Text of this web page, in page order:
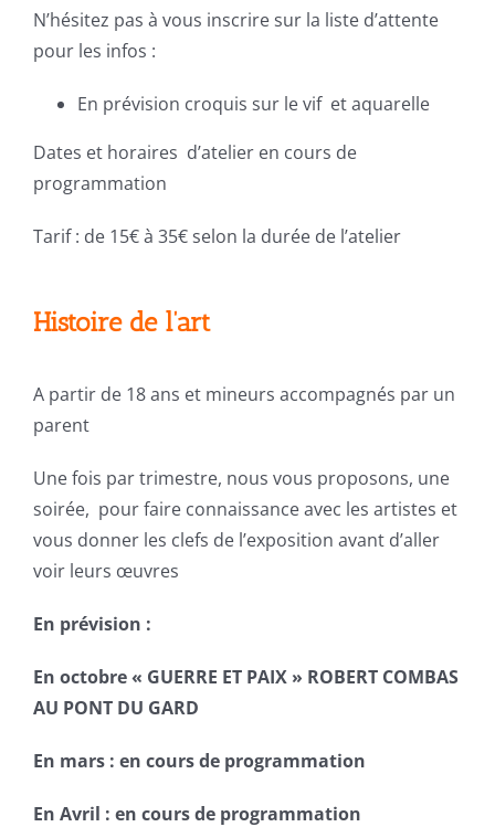
N’hésitez pas à vous inscrire sur la liste d’attente
pour les infos :
En prévision croquis sur le vif et aquarelle
Dates et horaires d’atelier en cours de
programmation
Tarif : de 15€ à 35€ selon la durée de l’atelier
Histoire de l’art
A partir de 18 ans et mineurs accompagnés par un
parent
Une fois par trimestre, nous vous proposons, une
soirée, pour faire connaissance avec les artistes et
vous donner les clefs de l’exposition avant d’aller
voir leurs œuvres
En prévision :
En octobre « GUERRE ET PAIX » ROBERT COMBAS
AU PONT DU GARD
En mars : en cours de programmation
En Avril : en cours de programmation